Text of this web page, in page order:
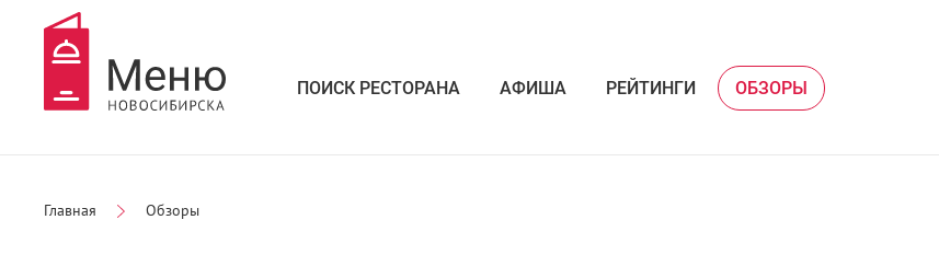
ПОИСК РЕСТОРАНА АФИША РЕЙТИНГИ ОБЗОРЫ
Главная Обзоры